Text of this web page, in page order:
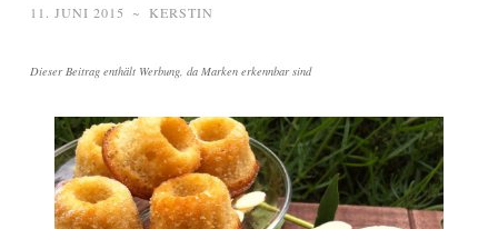
11. JUNI 2015 ~ KERSTIN
Dieser Beitrag enthält Werbung, da Marken erkennbar sind